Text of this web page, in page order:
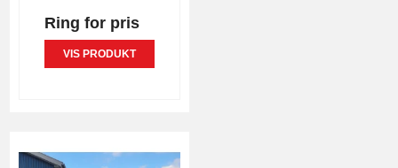
Ring for pris
VIS PRODUKT